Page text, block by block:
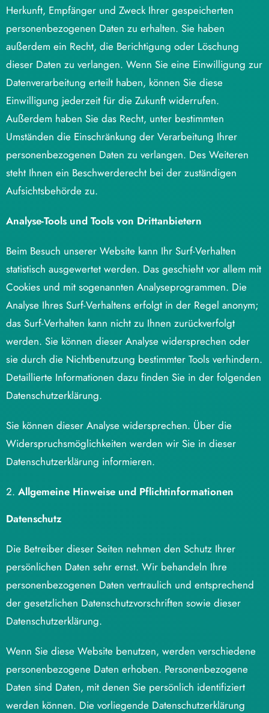
Herkunft, Empfänger und Zweck Ihrer gespeicherten
personenbezogenen Daten zu erhalten. Sie haben
außerdem ein Recht, die Berichtigung oder Löschung
dieser Daten zu verlangen. Wenn Sie eine Einwilligung zur
Datenverarbeitung erteilt haben, können Sie diese
Einwilligung jederzeit für die Zukunft widerrufen.
Außerdem haben Sie das Recht, unter bestimmten
Umständen die Einschränkung der Verarbeitung Ihrer
personenbezogenen Daten zu verlangen. Des Weiteren
steht Ihnen ein Beschwerderecht bei der zuständigen
Aufsichtsbehörde zu.
Analyse-Tools und Tools von Drittanbietern
Beim Besuch unserer Website kann Ihr Surf-Verhalten
statistisch ausgewertet werden. Das geschieht vor allem mit
Cookies und mit sogenannten Analyseprogrammen. Die
Analyse Ihres Surf-Verhaltens erfolgt in der Regel anonym;
das Surf-Verhalten kann nicht zu Ihnen zurückverfolgt
werden. Sie können dieser Analyse widersprechen oder
sie durch die Nichtbenutzung bestimmter Tools verhindern.
Detaillierte Informationen dazu finden Sie in der folgenden
Datenschutzerklärung.
Sie können dieser Analyse widersprechen. Über die
Widerspruchsmöglichkeiten werden wir Sie in dieser
Datenschutzerklärung informieren.
Allgemeine Hinweise und Pflichtinformationen
Datenschutz
Die Betreiber dieser Seiten nehmen den Schutz Ihrer
persönlichen Daten sehr ernst. Wir behandeln Ihre
personenbezogenen Daten vertraulich und entsprechend
der gesetzlichen Datenschutzvorschriften sowie dieser
Datenschutzerklärung.
Wenn Sie diese Website benutzen, werden verschiedene
personenbezogene Daten erhoben. Personenbezogene
Daten sind Daten, mit denen Sie persönlich identifiziert
werden können. Die vorliegende Datenschutzerklärung